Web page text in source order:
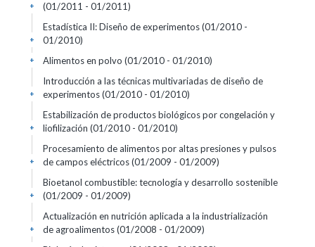
(01/2011 - 01/2011)
+
Estadística II: Diseño de experimentos(01/2010 -
01/2010)
+
Alimentos en polvo (01/2010 - 01/2010)
+
Introducción a las técnicas multivariadas de diseño de
experimentos(01/2010 - 01/2010)
+
Estabilización de productos biológicos por congelación y
liofilización (01/2010 - 01/2010)
+
Procesamiento de alimentos por altas presiones y pulsos
de campos eléctricos(01/2009 - 01/2009)
+
Bioetanol combustible: tecnología y desarrollo sostenible
(01/2009 - 01/2009)
+
Actualización en nutrición aplicada a la industrialización
de agroalimentos(01/2008 - 01/2009)
+